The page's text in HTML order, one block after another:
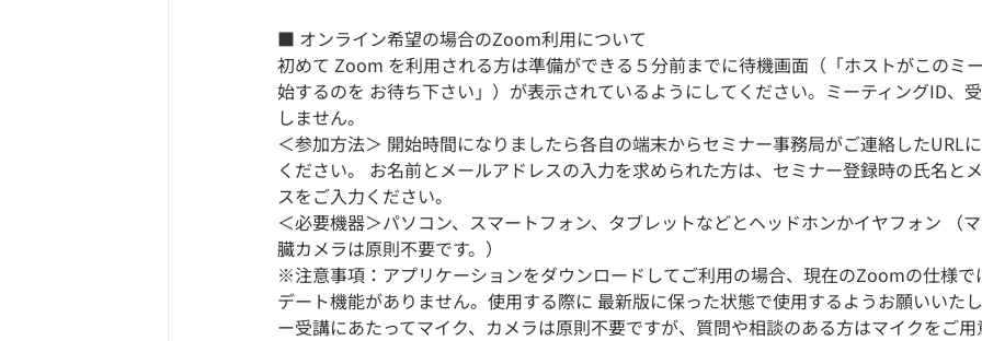
■ オンライン希望の場合のZoom利用について
初めて Zoom を利用される方は準備ができる５分前までに待機画面（「ホストがこのミ
始するのを お待ち下さい」）が表示されているようにしてください。ミーティングID、
しません。
＜参加方法＞ 開始時間になりましたら各自の端末からセミナー事務局がご連絡したURL
ください。 お名前とメールアドレスの入力を求められた方は、セミナー登録時の氏名と
スをご入力ください。
＜必要機器＞パソコン、スマートフォン、タブレットなどとヘッドホンかイヤフォン （
臓カメラは原則不要です。）
※注意事項：アプリケーションをダウンロードしてご利用の場合、現在のZoomの仕様で
デート機能がありません。使用する際に 最新版に保った状態で使用するようお願いいた
ー受講にあたってマイク、カメラは原則不要ですが、質問や相談のある方はマイクをご